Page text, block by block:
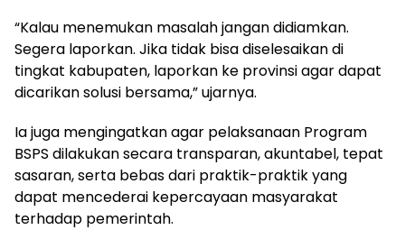
“Kalau menemukan masalah jangan didiamkan.
Segera laporkan. Jika tidak bisa diselesaikan di
tingkat kabupaten, laporkan ke provinsi agar dapat
dicarikan solusi bersama,” ujarnya.
Ia juga mengingatkan agar pelaksanaan Program
BSPS dilakukan secara transparan, akuntabel, tepat
sasaran, serta bebas dari praktik-praktik yang
dapat mencederai kepercayaan masyarakat
terhadap pemerintah.